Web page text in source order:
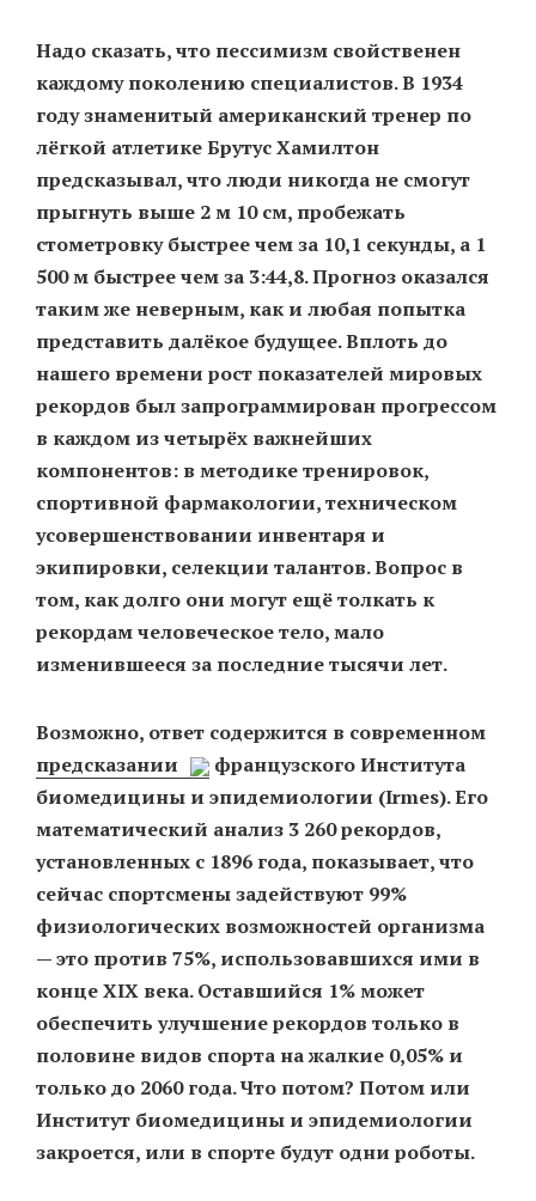
Надо сказать, что пессимизм свойственен
каждому поколению специалистов. В 1934
году знаменитый американский тренер по
лёгкой атлетике Брутус Хамилтон
предсказывал, что люди никогда не смогут
прыгнуть выше 2 м 10 см, пробежать
стометровку быстрее чем за 10,1 секунды, а 1
500 м быстрее чем за 3:44,8. Прогноз оказался
таким же неверным, как и любая попытка
представить далёкое будущее. Вплоть до
нашего времени рост показателей мировых
рекордов был запрограммирован прогрессом
в каждом из четырёх важнейших
компонентов: в методике тренировок,
спортивной фармакологии, техническом
усовершенствовании инвентаря и
экипировки, селекции талантов. Вопрос в
том, как долго они могут ещё толкать к
рекордам человеческое тело, мало
изменившееся за последние тысячи лет.
Возможно, ответ содержится в современном
предсказании
французского Института
биомедицины и эпидемиологии (Irmes). Его
математический анализ 3 260 рекордов,
установленных с 1896 года, показывает, что
сейчас спортсмены задействуют 99%
физиологических возможностей организма
— это против 75%, использовавшихся ими в
конце XIX века. Оставшийся 1% может
обеспечить улучшение рекордов только в
половине видов спорта на жалкие 0,05% и
только до 2060 года. Что потом? Потом или
Институт биомедицины и эпидемиологии
закроется, или в спорте будут одни роботы.